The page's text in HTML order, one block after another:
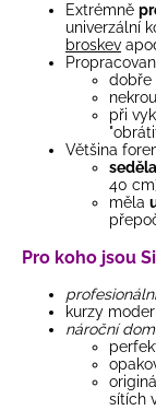
Extrémně
univerzální
broskev
dobře
při
Většina
40
měla
Pro koho jsou
kurzy
nároční
sítích